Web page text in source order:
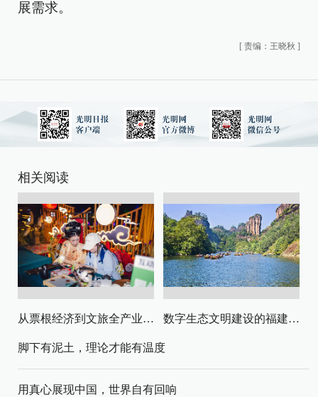
展需求。
[ 责编：王晓秋 ]
相关阅读
从票根经济到文旅全产业链升级 数字生态文明建设的福建路径与启示
脚下有泥土，理论才能有温度
用真心展现中国，世界自有回响